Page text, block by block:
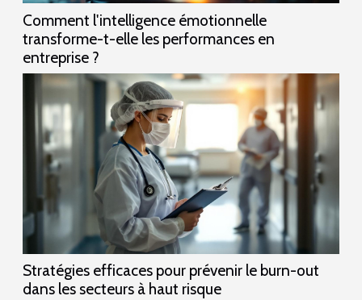
Comment l'intelligence émotionnelle
transforme-t-elle les performances en
entreprise ?
Stratégies efficaces pour prévenir le burn-out
dans les secteurs à haut risque